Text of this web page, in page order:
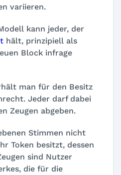
variieren.
kann jeder, der
hält, prinzipiell als
Block infrage
man für den Besitz
Jeder darf dabei
Zeugen abgeben.
Stimmen nicht
Token besitzt, dessen
sind Nutzer
die für die